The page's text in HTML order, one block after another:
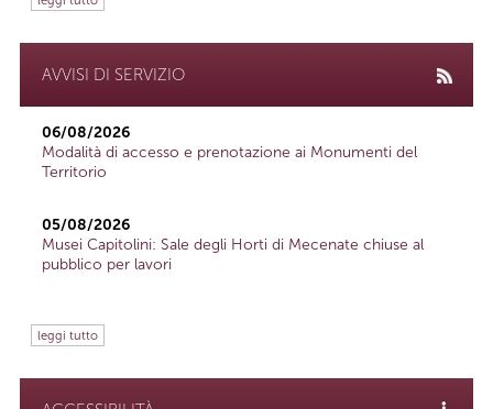
AVVISI DI SERVIZIO
06/08/2026
Modalità di accesso e prenotazione ai Monumenti del
Territorio
05/08/2026
Musei Capitolini: Sale degli Horti di Mecenate chiuse al
pubblico per lavori
leggi tutto